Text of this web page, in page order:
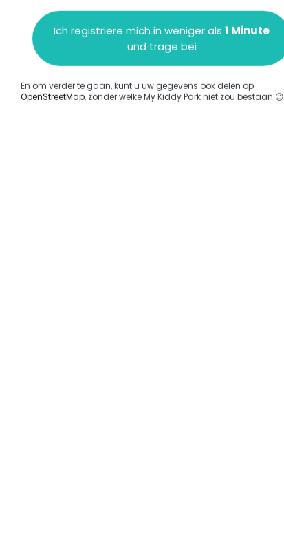
Einen Kommentar hinzufügen
keine Option eingegeben.
Fragen stellen.
Ich registriere mich in weniger als 1 Minute
und trage bei
En om verder te gaan, kunt u uw gegevens ook delen op
OpenStreetMap, zonder welke My Kiddy Park niet zou bestaan 😉